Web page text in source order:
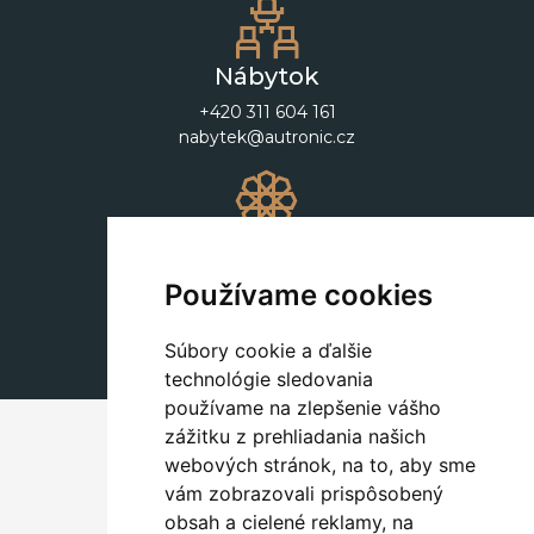
Používame cookies
Súbory cookie a ďalšie
technológie sledovania
používame na zlepšenie vášho
zážitku z prehliadania našich
webových stránok, na to, aby sme
vám zobrazovali prispôsobený
obsah a cielené reklamy, na
Nábytok
+420 311 604 161
nabytek@autronic.cz
+420 311 604 182
dekorace@autronic.cz